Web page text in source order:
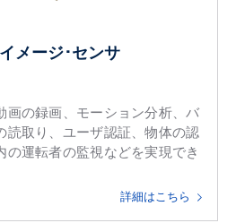
メージ･センサ
画の録画、モーション分析、バ
読取り、ユーザ認証、物体の認
の運転者の監視などを実現でき
詳細はこちら